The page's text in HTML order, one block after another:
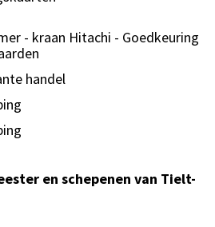
- kraan Hitachi - Goedkeuring
handel
en schepenen van Tielt-